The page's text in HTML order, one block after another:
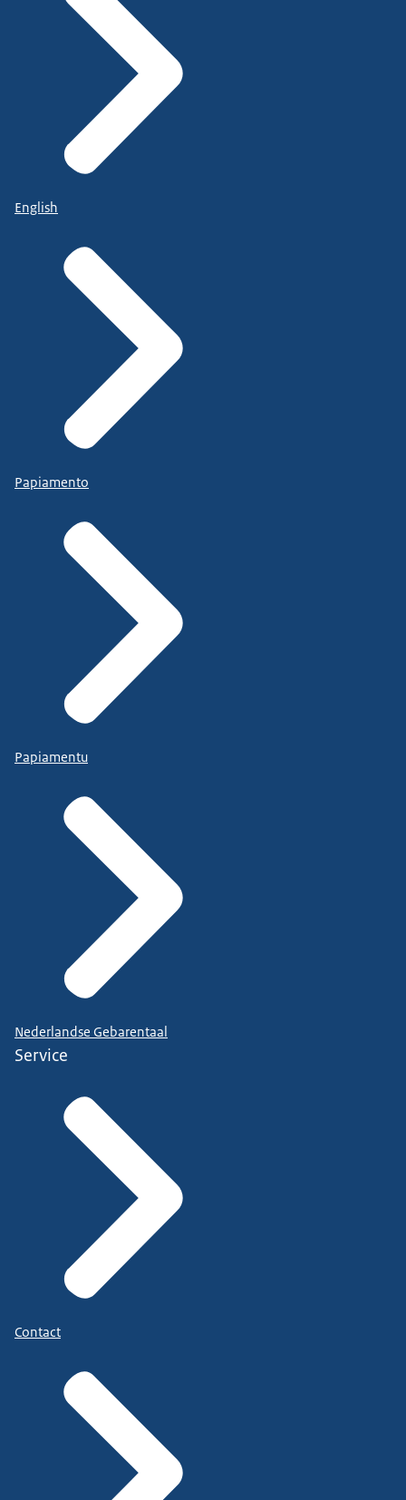
English
Papiamento
Papiamentu
Nederlandse Gebarentaal
Service
Contact